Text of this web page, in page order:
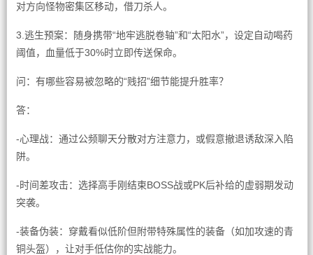
对方向怪物密集区移动，借刀杀人。
3.逃生预案：随身携带“地牢逃脱卷轴”和“太阳水”，设定自动喝药
阈值，血量低于30%时立即传送保命。
问：有哪些容易被忽略的“贱招”细节能提升胜率？
答：
-心理战：通过公频聊天分散对方注意力，或假意撤退诱敌深入陷
阱。
-时间差攻击：选择高手刚结束BOSS战或PK后补给的虚弱期发动
突袭。
-装备伪装：穿戴看似低阶但附带特殊属性的装备（如加攻速的青
铜头盔），让对手低估你的实战能力。